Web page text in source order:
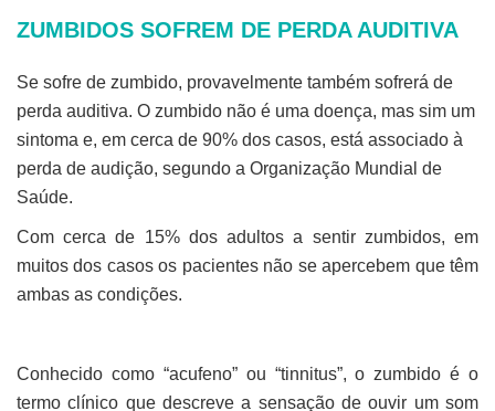
ZUMBIDOS SOFREM DE PERDA AUDITIVA
Se sofre de zumbido, provavelmente também sofrerá de
perda auditiva. O zumbido não é uma doença, mas sim um
sintoma e, em cerca de 90% dos casos, está associado à
perda de audição, segundo a Organização Mundial de
Saúde.
Com cerca de 15% dos adultos a sentir zumbidos, em
muitos dos casos os pacientes não se apercebem que têm
ambas as condições.
Conhecido como “acufeno” ou “tinnitus”, o zumbido é o
termo clínico que descreve a sensação de ouvir um som